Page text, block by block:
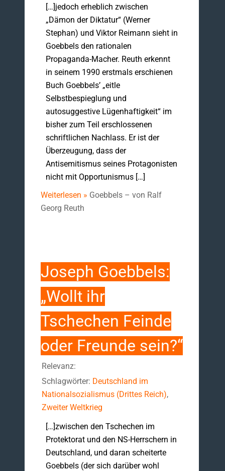
[…]jedoch erheblich zwischen
„Dämon der Diktatur“ (Werner
Stephan) und Viktor Reimann sieht in
Goebbels den rationalen
Propaganda-Macher. Reuth erkennt
in seinem 1990 erstmals erschienen
Buch Goebbels’ „eitle
Selbstbespieglung und
autosuggestive Lügenhaftigkeit“ im
bisher zum Teil erschlossenen
schriftlichen Nachlass. Er ist der
Überzeugung, dass der
Antisemitismus seines Protagonisten
nicht mit Opportunismus […]
Weiterlesen » Goebbels – von Ralf
Georg Reuth
Joseph Goebbels:
„Wollt ihr
Tschechen Feinde
oder Freunde sein?“
Relevanz:
Schlagwörter: Deutschland im
Nationalsozialismus (Drittes Reich),
Zweiter Weltkrieg
[…]zwischen den Tschechen im
Protektorat und den NS-Herrschern in
Deutschland, und daran scheiterte
Goebbels (der sich darüber wohl